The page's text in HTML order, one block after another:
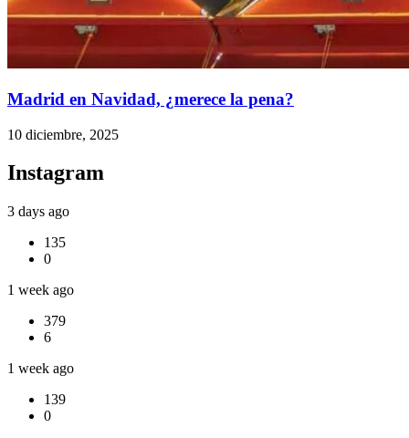
Madrid en Navidad, ¿merece la pena?
10 diciembre, 2025
Instagram
3 days ago
135
0
1 week ago
379
6
1 week ago
139
0